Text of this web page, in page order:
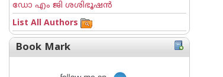
ഡോ എം ജി ശശിഭൂഷന്‍
List All Authors
Book Mark